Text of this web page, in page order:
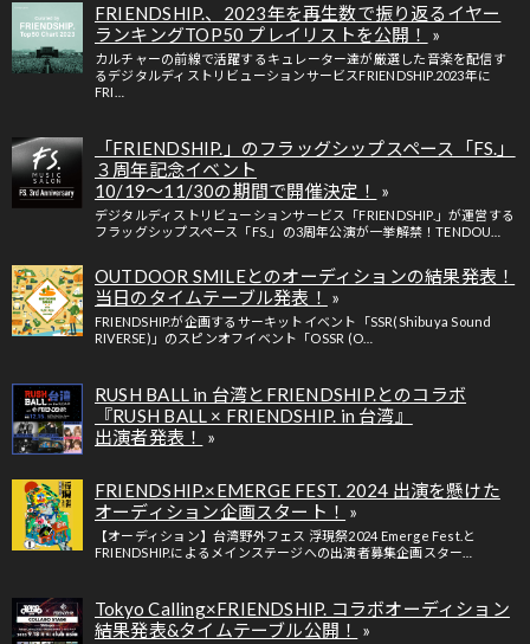
FRIENDSHIP.、2023年を再生数で振り返るイヤー
ランキングTOP50 プレイリストを公開！
カルチャーの前線で活躍するキュレーター達が厳選した音楽を配信す
るデジタルディストリビューションサービスFRIENDSHIP.2023年に
FRI…
「FRIENDSHIP.」のフラッグシップスペース「FS.」
３周年記念イベント
10/19〜11/30の期間で開催決定！
デジタルディストリビューションサービス「FRIENDSHIP.」が運営する
フラッグシップスペース「FS.」の3周年公演が一挙解禁！TENDOU…
OUTDOOR SMILEとのオーディションの結果発表！
当日のタイムテーブル発表！
FRIENDSHIP.が企画するサーキットイベント「SSR(Shibuya Sound
RIVERSE)」のスピンオフイベント「OSSR (O…
RUSH BALL in 台湾とFRIENDSHIP.とのコラボ
『RUSH BALL × FRIENDSHIP. in 台湾』
出演者発表！
FRIENDSHIP.×EMERGE FEST. 2024 出演を懸けた
オーディション企画スタート！
【オーディション】台湾野外フェス 浮現祭2024 Emerge Fest.と
FRIENDSHIP.によるメインステージへの出演者募集企画スター…
Tokyo Calling×FRIENDSHIP. コラボオーディション
結果発表&タイムテーブル公開！